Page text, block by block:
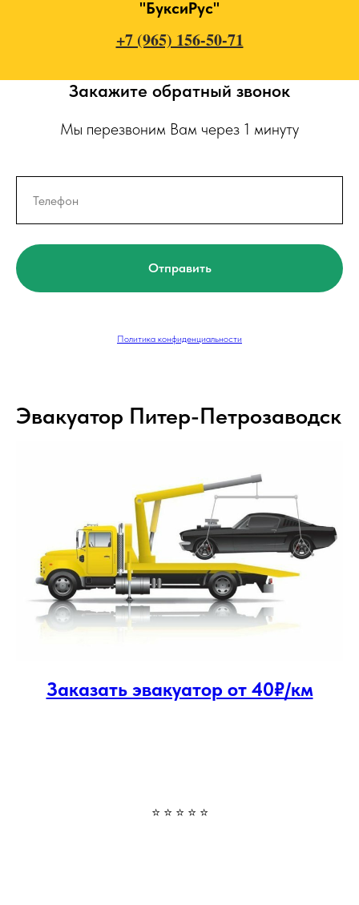
"БуксиРус"
+7 (965) 156-50-71
Закажите обратный звонок
Мы перезвоним Вам через 1 минуту
Отправить
Политика конфиденциальности
Эвакуатор Питер-Петрозаводск
Заказать эвакуатор от 40₽/км
⭐ ⭐ ⭐ ⭐ ⭐